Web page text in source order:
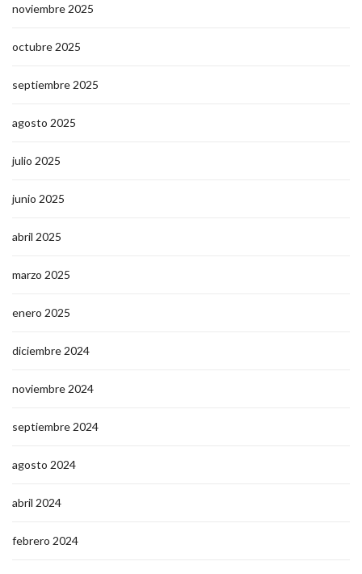
noviembre 2025
octubre 2025
septiembre 2025
agosto 2025
julio 2025
junio 2025
abril 2025
marzo 2025
enero 2025
diciembre 2024
noviembre 2024
septiembre 2024
agosto 2024
abril 2024
febrero 2024